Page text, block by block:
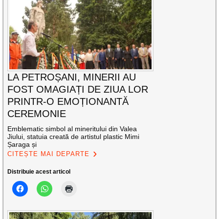
LA PETROȘANI, MINERII AU
FOST OMAGIAȚI DE ZIUA LOR
PRINTR-O EMOȚIONANTĂ
CEREMONIE
Emblematic simbol al mineritului din Valea
Jiului, statuia creată de artistul plastic Mimi
Șaraga și
CITEȘTE MAI DEPARTE
Distribuie acest articol